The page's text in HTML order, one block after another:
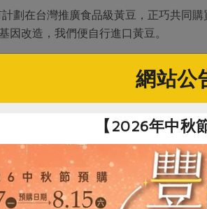
劃在台灣推廣食品級黃豆，正巧共同
因改造，我們便自行進口黃豆。
終是豆腐，即使是食品級黃豆也無法
群堅持理念的「儍瓜」，台灣才開始有
記黃孝誠老闆結識，當時名記是以生
黃老闆在理念上的認同及全力支持，
豆，除了價格比飼料級黃豆貴上幾倍
栽培，在運送過程中，絕不添加抑菌劑
網站公
【2026年中秋